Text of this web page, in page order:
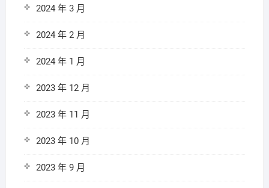
2024 年 3 月
2024 年 2 月
2024 年 1 月
2023 年 12 月
2023 年 11 月
2023 年 10 月
2023 年 9 月